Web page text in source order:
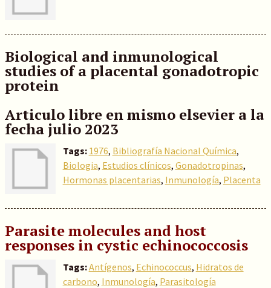
Biological and inmunological
studies of a placental gonadotropic
protein
Articulo libre en mismo elsevier a la
fecha julio 2023
Tags: 1976, Bibliografía Nacional Química,
Biologia, Estudios clínicos, Gonadotropinas,
Hormonas placentarias, Inmunología, Placenta
Parasite molecules and host
responses in cystic echinococcosis
Tags:Antígenos, Echinococcus, Hidratos de
carbono, Inmunología, Parasitología